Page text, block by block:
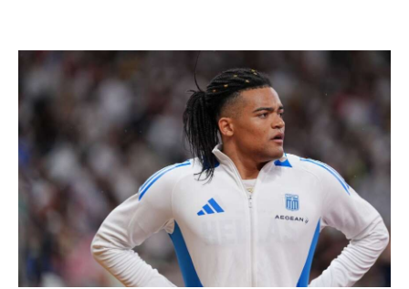
ΜΠΑΣΚΕΤ
ΣΠΟΡ
ΣΥΝΕΝΤΕΥΞΕΙΣ
BLOGS
BEYOND SPORTS